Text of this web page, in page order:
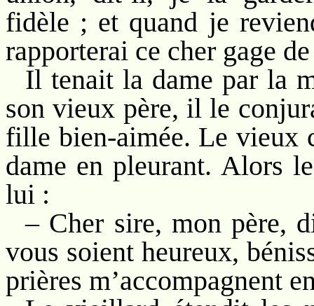
fidèle ; et quand je
rapporterai ce cher gage
Il tenait la dame par la
son vieux père, il le
fille bien-aimée. Le vieux
dame en pleurant. Alors
lui :
– Cher sire, mon père,
vous soient heureux,
prières m’accompagnent